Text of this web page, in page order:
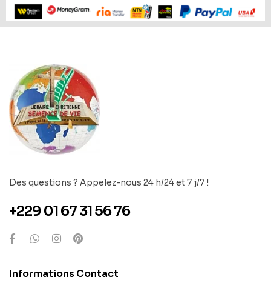
Des questions ? Appelez-nous 24 h/24 et 7 j/7 !
+229 01 67 31 56 76
Informations Contact